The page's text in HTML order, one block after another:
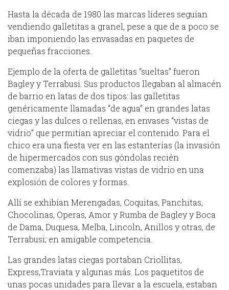
Hasta la década de 1980 las marcas líderes seguían
vendiendo galletitas a granel, pese a que de a poco se
iban imponiendo las envasadas en paquetes de
pequeñas fracciones.
Ejemplo de la oferta de galletitas “sueltas” fueron
Bagley y Terrabusi. Sus productos llegaban al almacén
de barrio en latas de dos tipos: las galletitas
genéricamente llamadas “de agua” en grandes latas
ciegas y las dulces o rellenas, en envases “vistas de
vidrio” que permitían apreciar el contenido. Para el
chico era una fiesta ver en las estanterías (la invasión
de hipermercados con sus góndolas recién
comenzaba) las llamativas vistas de vidrio en una
explosión de colores y formas.
Allí se exhibían Merengadas, Coquitas, Panchitas,
Chocolinas, Operas, Amor y Rumba de Bagley y Boca
de Dama, Duquesa, Melba, Lincoln, Anillos y otras, de
Terrabusi; en amigable competencia.
Las grandes latas ciegas portaban Criollitas,
Express,Traviata y algunas más. Los paquetitos de
unas pocas unidades para llevar a la escuela, estaban